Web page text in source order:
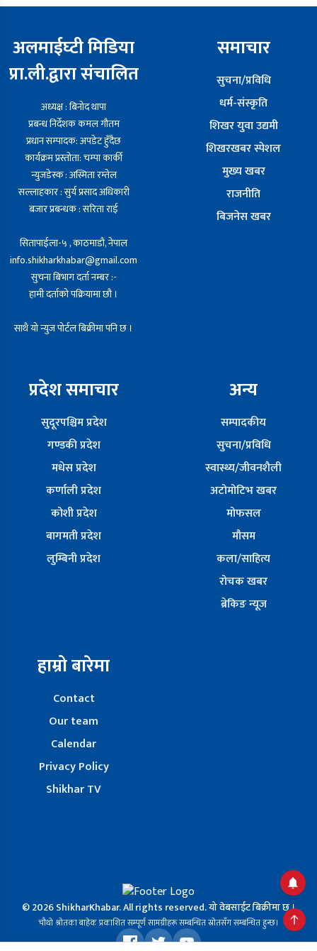
अलमाईघ्टी मिडिया
प्रा.ली.द्वारा संचालित
अध्यक्ष : बिनोद थापा
प्रबन्ध निर्देशक कमल गौतम
प्रधान सम्पादक: अपडेट हुँदैछ
कार्यक्रम प्रस्तोता: चम्पा कार्की
न्युजडेस्क : अस्मिता रम्तेल
सल्लाहकार : सुर्य प्रसाद अधिकारी
बजार प्रबन्धक : सरिता राई
सितापाईला-५ , काठमाडौ, नेपाल
info.shikharkhabar@gmail.com
सुचना बिभाग दर्ता नम्बर :-
हामी दर्ताको पक्रियामा छौ ।
साथै यो न्युज पोर्टल बिक्रीमा पनि छ ।
समाचार
सुचना/प्रविधि
धर्म-संस्कृति
शिखर युवा उद्यमी
शिखरखबर स्पेशल
मुख्य खबर
राजनीति
बिजनेस खबर
प्रदेश समाचार
सुदूरपश्चिम प्रदेश
गण्डकी प्रदेश
मधेस प्रदेश
कर्णाली प्रदेश
कोशी प्रदेश
बागमती प्रदेश
लुम्बिनी प्रदेश
अन्य
सम्पादकीय
सुचना/प्रविधि
स्वास्थ्य/जीवनशैली
अटोमोटिभ खबर
मोफसल
मौसम
कला/साहित्य
रोचक खबर
ब्रेकिङ न्यूज
हाम्रो बारेमा
Contact
Our team
Calendar
Privacy Policy
Shikhar TV
© 2026 ShikharKhabar. All rights reserved. यो वेबसाईट बिक्रीमा छ ।
चौथो श्रोतका बाहेक प्रकाशित सम्पूर्ण सामग्रीहरू सम्बन्धित स्रोतसँग सम्बन्धित हुन्छ।